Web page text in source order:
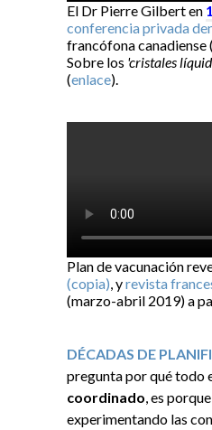
El Dr Pierre Gilbert en
conferencia privada
francófona canadiense
Sobre los 'cristales
(enlace).
Plan de vacunación
(copia) , yrevista
(marzo-abril 2019) a
DÉCADAS DE
pregunta por qué todo
coordinado , es
experimentando las